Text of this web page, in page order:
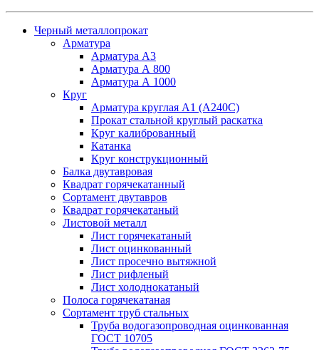
Черный металлопрокат
Арматура
Арматура А3
Арматура А 800
Арматура А 1000
Круг
Арматура круглая А1 (А240C)
Прокат стальной круглый раскатка
Круг калиброванный
Катанка
Круг конструкционный
Балка двутавровая
Квадрат горячекатанный
Сортамент двутавров
Квадрат горячекатаный
Листовой металл
Лист горячекатаный
Лист оцинкованный
Лист просечно вытяжной
Лист рифленый
Лист холоднокатаный
Полоса горячекатаная
Сортамент труб стальных
Труба водогазопроводная оцинкованная
ГОСТ 10705